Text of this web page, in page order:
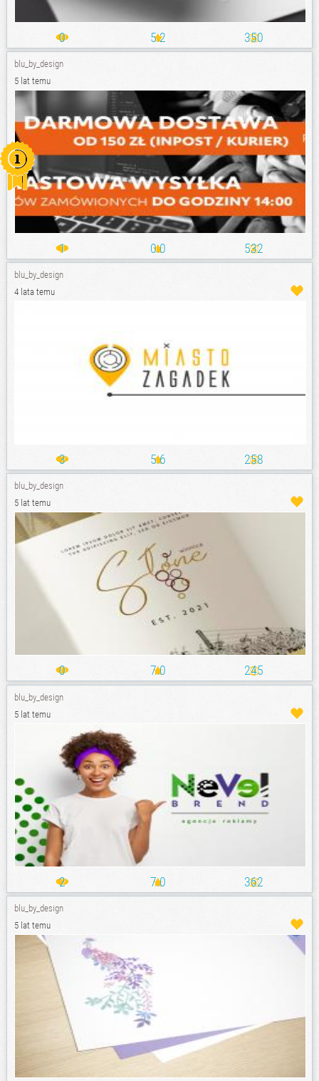
0 5.2 350
blu_by_design
5 lat temu
1 0.0 532
blu_by_design
4 lata temu
3 5.6 258
blu_by_design
5 lat temu
0 7.0 245
blu_by_design
5 lat temu
2 7.0 362
blu_by_design
5 lat temu